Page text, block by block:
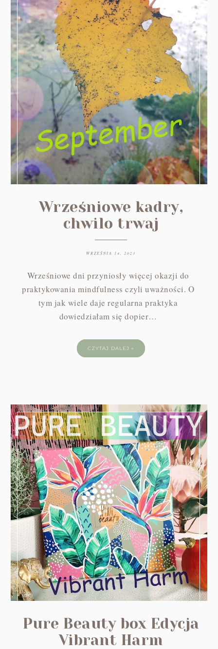
Wrześniowe kadry,
chwilo trwaj
WRZEŚNIA 14, 2023
Wrześniowe dni przyniosły więcej okazji do
praktykowania mindfulness czyli uważności. O
tym jak wiele daje regularna praktyka
dowiedziałam się dopier…
CZYTAJ DALEJ »
Pure Beauty box Edycja
Vibrant Harm